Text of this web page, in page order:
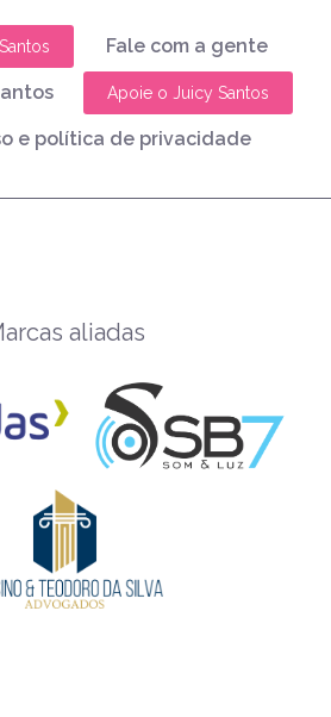
Fale com a gente
Apoie o Juicy Santos
e política de privacidade
aliadas